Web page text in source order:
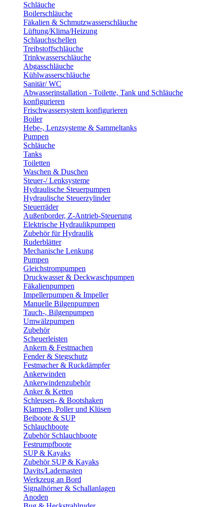
Schläuche
Boilerschläuche
Fäkalien & Schmutzwasserschläuche
Lüftung/Klima/Heizung
Schlauchschellen
Treibstoffschläuche
Trinkwasserschläuche
Abgasschläuche
Kühlwasserschläuche
Sanitär/ WC
Abwasserinstallation - Toilette, Tank und Schläuche
konfigurieren
Frischwassersystem konfigurieren
Boiler
Hebe-, Lenzsysteme & Sammeltanks
Pumpen
Schläuche
Tanks
Toiletten
Waschen & Duschen
Steuer-/ Lenksysteme
Hydraulische Steuerpumpen
Hydraulische Steuerzylinder
Steuerräder
Außenborder, Z-Antrieb-Steuerung
Elektrische Hydraulikpumpen
Zubehör für Hydraulik
Ruderblätter
Mechanische Lenkung
Pumpen
Gleichstrompumpen
Druckwasser & Deckwaschpumpen
Fäkalienpumpen
Impellerpumpen & Impeller
Manuelle Bilgenpumpen
Tauch-, Bilgenpumpen
Umwälzpumpen
Zubehör
Scheuerleisten
Ankern & Festmachen
Fender & Stegschutz
Festmacher & Ruckdämpfer
Ankerwinden
Ankerwindenzubehör
Anker & Ketten
Schleusen- & Bootshaken
Klampen, Poller und Klüsen
Beiboote & SUP
Schlauchboote
Zubehör Schlauchboote
Festrumpfboote
SUP & Kayaks
Zubehör SUP & Kayaks
Davits/Lademasten
Werkzeug an Bord
Signalhörner & Schallanlagen
Anoden